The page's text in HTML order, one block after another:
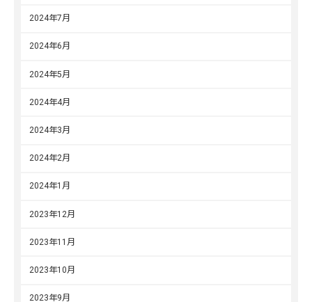
2024年7月
2024年6月
2024年5月
2024年4月
2024年3月
2024年2月
2024年1月
2023年12月
2023年11月
2023年10月
2023年9月